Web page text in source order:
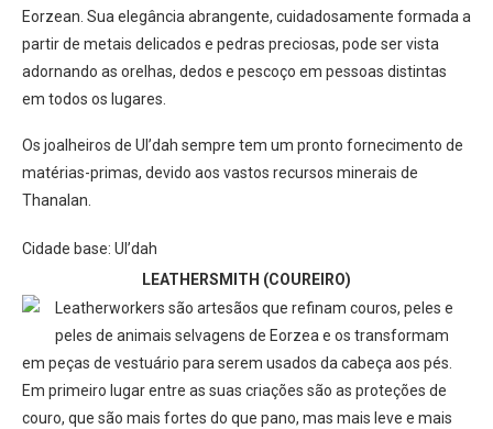
Eorzean. Sua elegância abrangente, cuidadosamente formada a
partir de metais delicados e pedras preciosas, pode ser vista
adornando as orelhas, dedos e pescoço em pessoas distintas
em todos os lugares.
Os joalheiros de Ul’dah sempre tem um pronto fornecimento de
matérias-primas, devido aos vastos recursos minerais de
Thanalan.
Cidade base: Ul’dah
LEATHERSMITH (COUREIRO)
Leatherworkers são artesãos que refinam couros, peles e
peles de animais selvagens de Eorzea e os transformam
em peças de vestuário para serem usados da cabeça aos pés.
Em primeiro lugar entre as suas criações são as proteções de
couro, que são mais fortes do que pano, mas mais leve e mais